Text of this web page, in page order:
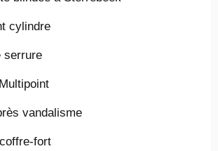
cylindre
serrure
vandalisme
fort